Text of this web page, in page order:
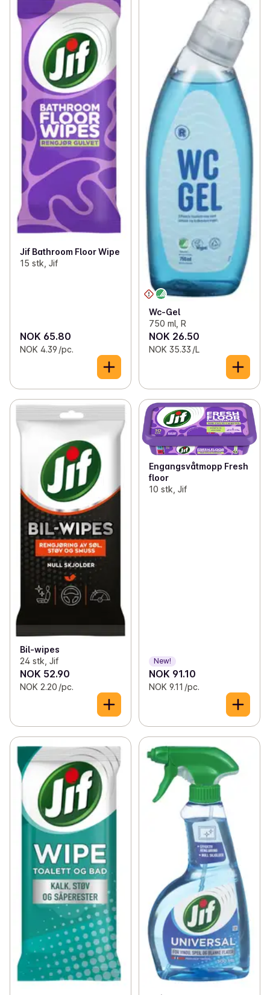
Jif Bathroom Floor Wipe
15 stk, Jif
NOK 65.80
NOK 4.39 /pc.
Wc-Gel
750 ml, R
NOK 26.50
NOK 35.33 /L
Bil-wipes
24 stk, Jif
NOK 52.90
NOK 2.20 /pc.
Engangsvåtmopp Fresh
floor
10 stk, Jif
New!
NOK 91.10
NOK 9.11 /pc.